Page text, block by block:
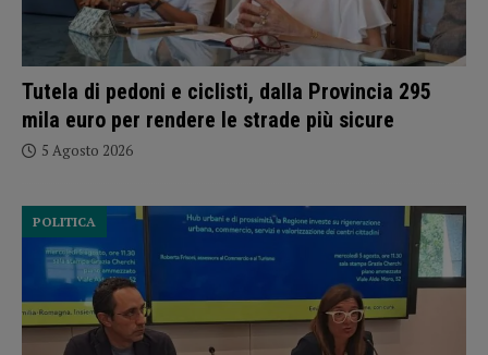
Tutela di pedoni e ciclisti, dalla Provincia 295
mila euro per rendere le strade più sicure
5 Agosto 2026
POLITICA